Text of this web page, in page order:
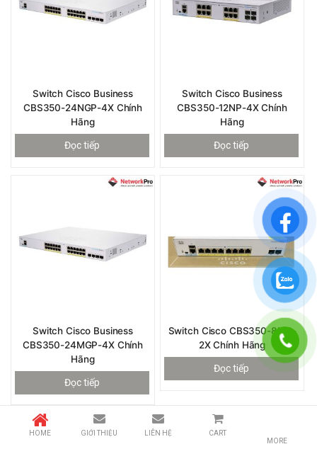
Switch Cisco Business
CBS350-24NGP-4X Chính
Hãng
Đọc tiếp
Switch Cisco Business
CBS350-12NP-4X Chính
Hãng
Đọc tiếp
Switch Cisco Business
CBS350-24MGP-4X Chính
Hãng
Đọc tiếp
Switch Cisco CBS350-8MP-
2X Chính Hãng
Đọc tiếp
HOME GIỚI THIỆU LIÊN HỆ
CART
MORE